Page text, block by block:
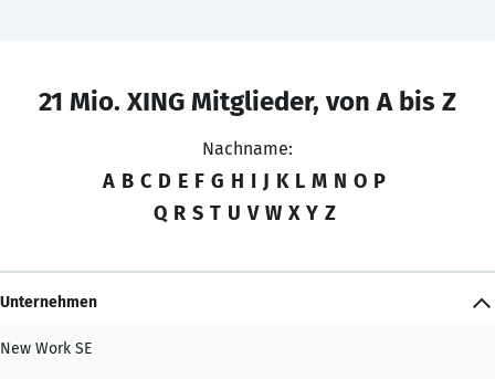
21 Mio. XING Mitglieder, von A bis Z
Nachname:
A B C D E F G H I J K L M N O P
Q R S T U V W X Y Z
Unternehmen
New Work SE